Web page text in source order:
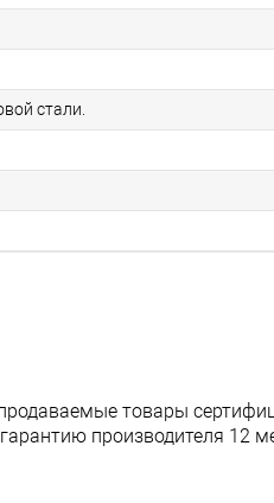
стали.
товары
производителя 12